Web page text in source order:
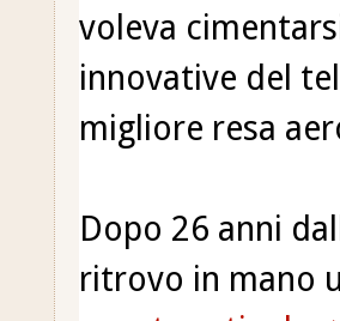
voleva
innovative del
migliore resa
Dopo 26 anni
ritrovo in mano